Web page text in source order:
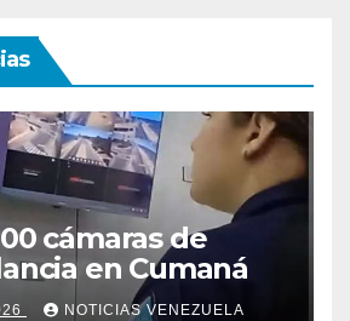
cámaras de
en Cumaná
NOTICIAS VENEZUELA